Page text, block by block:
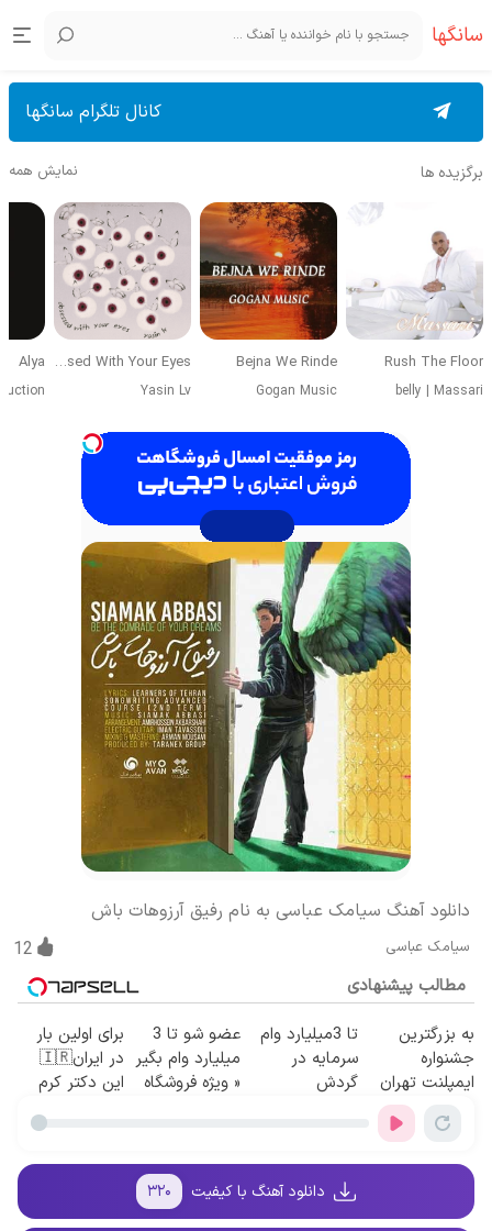
سانگها
کانال تلگرام سانگها
برگزیده ها نمایش همه
Rush The Floor
belly | Massari
Bejna We Rinde
Gogan Music
Obsessed With Your Eyes
Yasin Lv
Alya
دانلود آهنگ سیامک عباسی به نام رفیق آرزوهات باش
سیامک عباسی 12
مطالب پیشنهادی
به بزرگترین
جشنواره
ایمپلنت تهران
سر بزنید ! |
فقط ۲۵ میلیون
تا 3میلیارد وام
سرمایه در
گردش
عضو شو تا 3
میلیارد وام بگیر
« ویژه فروشگاه
برای اولین بار
در ایران🇮🇷
این دکتر کرم
روزه ساخت!
دانلود آهنگ با کیفیت ۳۲۰